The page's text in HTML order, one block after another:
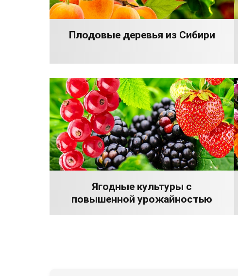
Плодовые деревья из Сибири
Ягодные культуры с
повышенной урожайностью